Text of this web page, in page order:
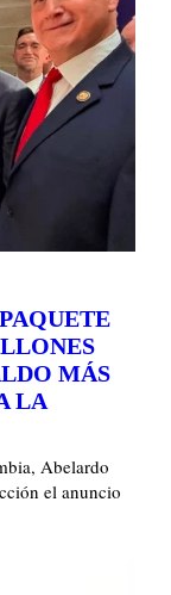
MÁS
LA
Abelardo
el anuncio